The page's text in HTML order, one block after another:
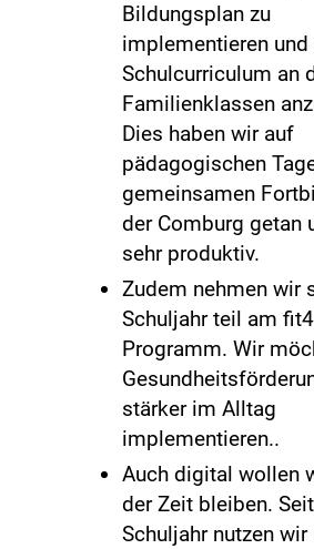
Bildungsplan zu
implementieren und
Schulcurriculum an
Familienklassen
Dies haben wir auf
pädagogischen
gemeinsamen
der Comburg getan
sehr produktiv.
Zudem nehmen wir
Schuljahr teil am
Programm. Wir
stärker im Alltag
implementieren..
Auch digital wollen
der Zeit bleiben.
Schuljahr nutzen wir